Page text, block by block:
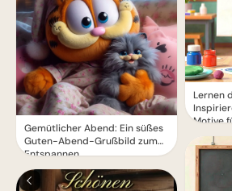
Gemütlicher Abend: Ein süßes
Guten-Abend-Grußbild zum
Entspannen
Lernen
Motive